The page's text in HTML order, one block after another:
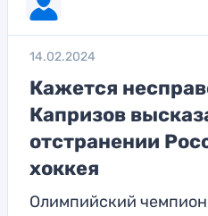
14.02.2024
Кажется
Капризов
отстранении
хоккея
Олимпийский